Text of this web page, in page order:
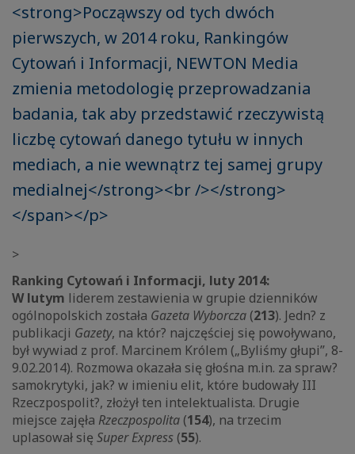
<strong>Począwszy od tych dwóch
pierwszych, w 2014 roku, Rankingów
Cytowań i Informacji, NEWTON Media
zmienia metodologię przeprowadzania
badania, tak aby przedstawić rzeczywistą
liczbę cytowań danego tytułu w innych
mediach, a nie wewnątrz tej samej grupy
medialnej</strong><br /></strong>
</span></p>
>
Ranking Cytowań i Informacji, luty 2014:
W lutym liderem zestawienia w grupie dzienników
ogólnopolskich została Gazeta Wyborcza (213). Jedn? z
publikacji Gazety, na któr? najczęściej się powoływano,
był wywiad z prof. Marcinem Królem („Byliśmy głupi”, 8-
9.02.2014). Rozmowa okazała się głośna m.in. za spraw?
samokrytyki, jak? w imieniu elit, które budowały III
Rzeczpospolit?, złożył ten intelektualista. Drugie
miejsce zajęła Rzeczpospolita (154), na trzecim
uplasował się Super Express (55).